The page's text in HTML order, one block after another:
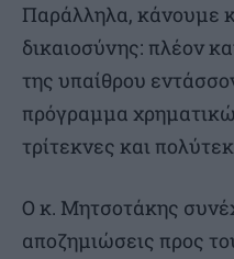
Παράλληλα, κάνουμε
δικαιοσύνης: πλέον
της υπαίθρου
πρόγραμμα
τρίτεκνες και
Ο κ. Μητσοτάκης
αποζημιώσεις προς